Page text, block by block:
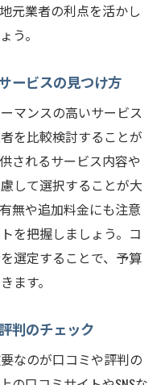
元業者の利点を活かし
う。
ービスの見つけ方
マンスの高いサービス
を比較検討することが
されるサービス内容や
して選択することが大
無や追加料金にも注意
を把握しましょう。コ
選定することで、予算
ます。
判のチェック
なのが口コミや評判の